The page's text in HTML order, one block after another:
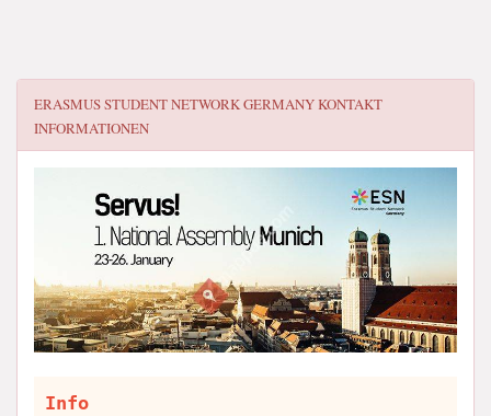
ERASMUS STUDENT NETWORK GERMANYKONTAKT
INFORMATIONEN
Info